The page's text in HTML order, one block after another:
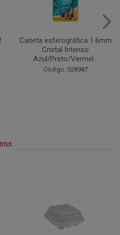
COLA EM BASTÃO 40G - LEO
& LEO
Código: 028164